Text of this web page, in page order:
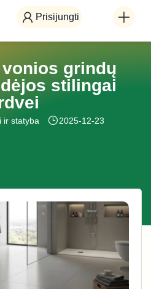
Prisijungti
grindų
stilingai
ir statyba 2025-12-23